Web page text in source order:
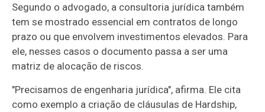
Segundo o advogado, a consultoria jurídica também
tem se mostrado essencial em contratos de longo
prazo ou que envolvem investimentos elevados. Para
ele, nesses casos o documento passa a ser uma
matriz de alocação de riscos.
"Precisamos de engenharia jurídica", afirma. Ele cita
como exemplo a criação de cláusulas de Hardship,